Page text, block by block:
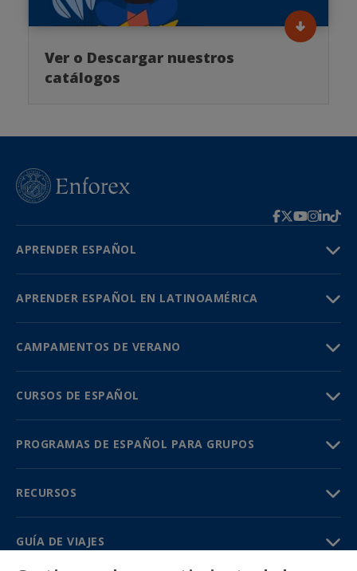
Ver o Descargar nuestros
catálogos
APRENDER ESPAÑOL
APRENDER ESPAÑOL EN LATINOAMÉRICA
CAMPAMENTOS DE VERANO
CURSOS DE ESPAÑOL
PROGRAMAS DE ESPAÑOL PARA GRUPOS
RECURSOS
GUÍA DE VIAJES